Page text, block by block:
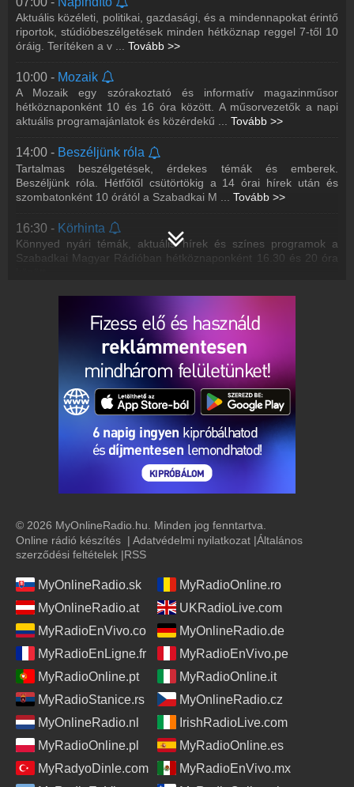
Aktuális közéleti, politikai, gazdasági, és a mindennapokat érintő
riportok, stúdióbeszélgetések minden hétköznap reggel 7-től 10
óráig. Terítéken a v
Tovább >>
10:00 - Mozaik
A Mozaik egy szórakoztató és informatív magazinműsor
hétköznaponként 10 és 16 óra között. A műsorvezetők a napi
aktuális programajánlatok és közérdekű ... Tovább >>
14:00 - Beszéljünk róla
Tartalmas beszélgetések, érdekes témák és emberek.
Beszéljünk róla. Hétfőtől csütörtökig a 14 órai hírek után és
szombatonként 10 órától a Szabadkai M
Tovább >>
16:30 - Körhinta
Könnyed nyári témák, aktuális hírek és színes programok a
Szabadkai Magyar Rádióban hétköznaponként 16.30 és 20 óra
A legjobb retró slágerek, nem csak éjszakai baglyoknak. Minden
hétköznap 21 és 24 óra között.
© 2026 MyOnlineRadio.hu. Minden jog fenntartva.
Online rádió készítés | Adatvédelmi nyilatkozat |Általános
szerződési feltételek |RSS
MyOnlineRadio.sk
MyRadioOnline.ro
MyOnlineRadio.at
UKRadioLive.com
MyRadioEnVivo.co
MyOnlineRadio.de
MyRadioEnLigne.fr
MyRadioEnVivo.pe
MyRadioOnline.pt
MyRadioOnline.it
MyRadioStanice.rs
MyOnlineRadio.cz
MyOnlineRadio.nl
IrishRadioLive.com
MyRadioOnline.pl
MyRadioOnline.es
MyRadyoDinle.com
MyRadioEnVivo.mx